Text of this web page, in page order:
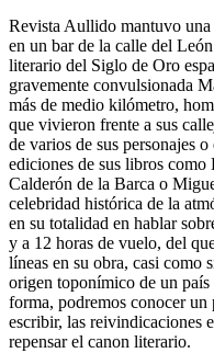
Revista Aullido mantuvo
en un bar de la calle del
literario del Siglo de Oro
gravemente convulsionada
más de medio kilómetro,
que vivieron frente a sus
de varios de sus personajes
ediciones de sus libros
Calderón de la Barca o
celebridad histórica de la
en su totalidad en hablar
y a 12 horas de vuelo, del
líneas en su obra, casi como
origen toponímico de un
forma, podremos conocer un
escribir, las reivindicaciones
repensar el canon literario.